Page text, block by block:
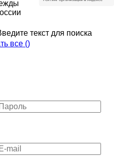
текст для поиска
все ()